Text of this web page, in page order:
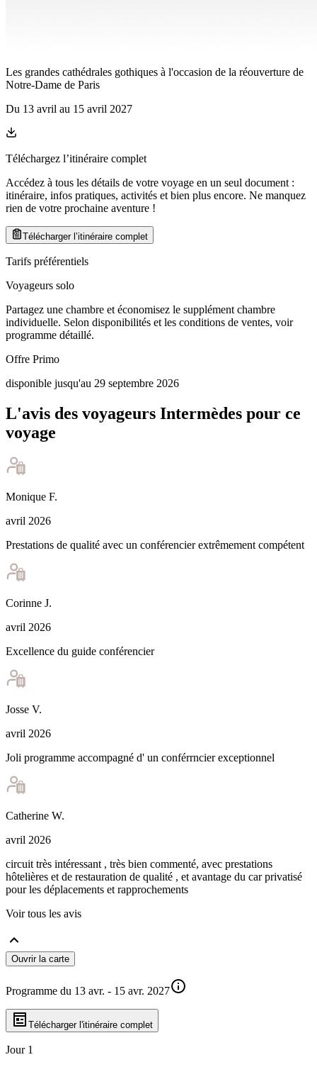
Les grandes cathédrales gothiques à l'occasion de la réouverture de
Notre-Dame de Paris
Du 13 avril au 15 avril 2027
Téléchargez l’itinéraire complet
Accédez à tous les détails de votre voyage en un seul document :
itinéraire, infos pratiques, activités et bien plus encore. Ne manquez
rien de votre prochaine aventure !
Télécharger l’itinéraire complet
Tarifs préférentiels
Voyageurs solo
Partagez une chambre et économisez le supplément chambre
individuelle. Selon disponibilités et les conditions de ventes, voir
programme détaillé.
Offre Primo
disponible jusqu'au 29 septembre 2026
L'avis des voyageurs Intermèdes pour ce
voyage
Monique F.
avril 2026
Prestations de qualité avec un conférencier extrêmement compétent
Corinne J.
avril 2026
Excellence du guide conférencier
Josse V.
avril 2026
Joli programme accompagné d' un conférrncier exceptionnel
Catherine W.
avril 2026
circuit très intéressant , très bien commenté, avec prestations
hôtelières et de restauration de qualité , et avantage du car privatisé
pour les déplacements et rapprochements
Voir tous les avis
Ouvrir la carte
Programme du 13 avr. - 15 avr. 2027
Télécharger l'itinéraire complet
Jour 1